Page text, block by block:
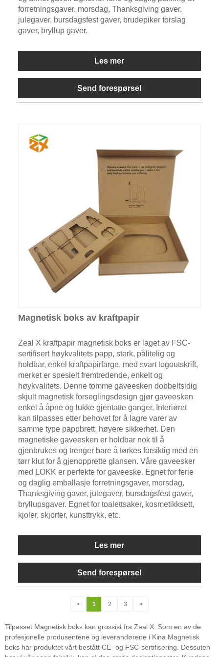
forretningsgaver, morsdag, Thanksgiving gaver,
julegaver, bursdagsfest gaver, brudepiker forslag
gaver, bryllup gaver.
Les mer
Send forespørsel
Magnetisk boks av kraftpapir
Zeal X kraftpapir magnetisk boks er laget av FSC-
sertifisert høykvalitets papp, sterk, pålitelig og
holdbar, enkel kraftpapirfarge, med svart logoutskrift,
merket er spesielt fremtredende, enkelt og
høykvalitets. Denne tomme gaveesken dobbeltsidig
skjult magnetisk forseglingsdesign gjør gaveesken
enkel å åpne og lukke gjentatte ganger. Interiøret
kan tilpasses etter behovet for å lagre varer av
samme type pappbrett, høyere sikkerhet. Den
magnetiske gaveesken er holdbar nok til å
gjenbrukes og trenger bare å tørkes forsiktig med en
tørr klut for å gjenopprette glansen. Våre gaveesker
med LOKK er perfekte for gaveeske. Egnet for ferie
og daglig emballasje forretningsgaver, morsdag,
Thanksgiving gaver, julegaver, bursdagsfest gaver,
bryllupsgaver. Egnet for toalettsaker, kosmetikksett,
kjoler, skjorter, kunsttrykk, etc.
Les mer
Send forespørsel
< 1 2 3 >
Tilpasset Magnetisk boks kan grossist fra Zeal X. Som en av de
profesjonelle produsentene og leverandørene i Kina Magnetisk
boks har produktet vårt bestått CE- og FSC-sertifisering. Dessuten